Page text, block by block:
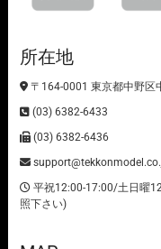
所在地
〒164-0001 東京都中野区
(03) 6382-6433
(03) 6382-6436
平祝12:00-17:00/土日曜
照下さい)